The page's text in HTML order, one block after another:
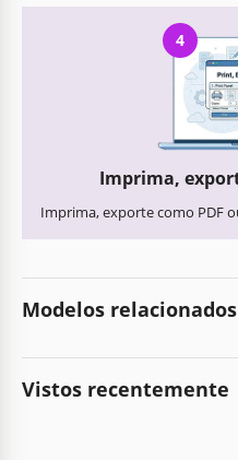
4
Imprima,
Imprima, exporte como PDF
Modelos relacionados
Vistos recentemente